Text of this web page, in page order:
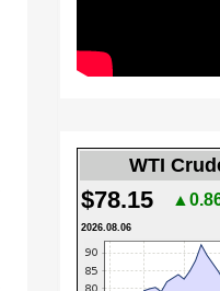
WTI
$78.15
2026.08.06